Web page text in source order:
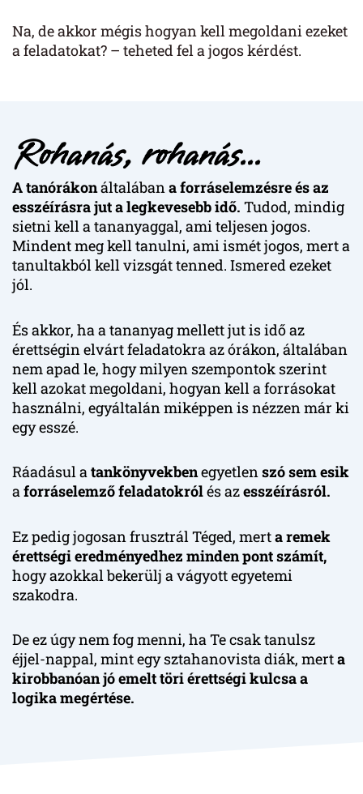
Na, de akkor mégis hogyan kell megoldani ezeket
a feladatokat? – teheted fel a jogos kérdést.
Rohanás, rohanás...
A tanórákonáltalábana forráselemzésre és az
esszéírásra jut a legkevesebb idő. Tudod, mindig
sietni kell a tananyaggal, ami teljesen jogos.
Mindent meg kell tanulni, ami ismét jogos, mert a
tanultakból kell vizsgát tenned. Ismered ezeket
jól.
És akkor, ha a tananyag mellett jut is idő az
érettségin elvárt feladatokra az órákon, általában
nem apad le, hogy milyen szempontok szerint
kell azokat megoldani, hogyan kell a forrásokat
használni, egyáltalán miképpen is nézzen már ki
egy esszé.
Ráadásul atankönyvekbenegyetlenszó sem esik
aforráselemző feladatokrólés azesszéírásról.
Ez pedig jogosan frusztrál Téged, merta remek
érettségi eredményedhez minden pont számít,
hogy azokkal bekerülj a vágyott egyetemi
szakodra.
De ez úgy nem fog menni, ha Te csak tanulsz
éjjel-nappal, mint egy sztahanovista diák, merta
kirobbanóan jó emelt töri érettségi kulcsa a
logika megértése.